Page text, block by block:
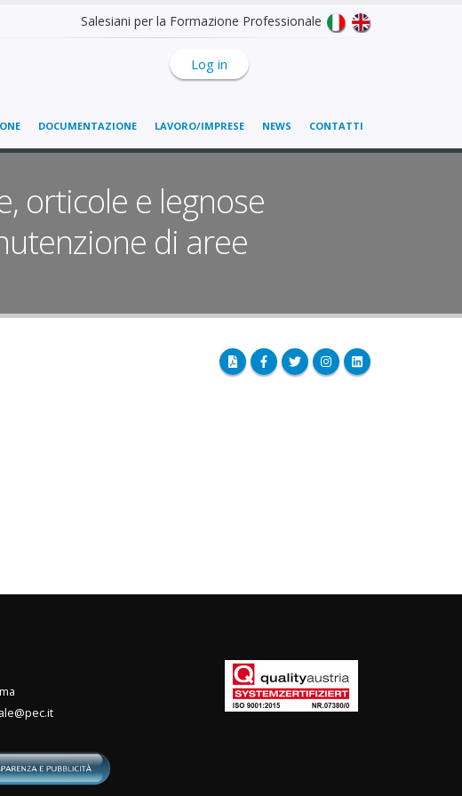
Salesiani per la Formazione Professionale
Log in
DOCUMENTAZIONE LAVORO/IMPRESE NEWS CONTATTI
orticole e legnose
di aree